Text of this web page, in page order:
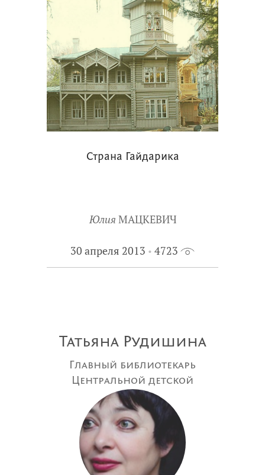
Страна Гайдарика
Юлия МАЦКЕВИЧ
30 апреля 2013 4723
Татьяна Рудишина
Главный библиотекарь
Центральной детской
библиотеки им. А. Гайдара
(Москва), эксперт в области
детской книги